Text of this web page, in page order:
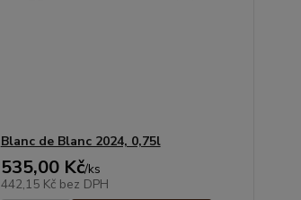
Blanc de Blanc 2024, 0,75l
535,00 Kč/ks
442,15 Kč bez DPH